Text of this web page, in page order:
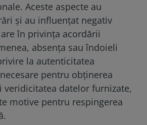
Aceste aspecte au
și au influențat negativ
în privința acordării
absența sau îndoieli
la autenticitatea
pentru obținerea
veridicitatea datelor furnizate,
motive pentru respingerea